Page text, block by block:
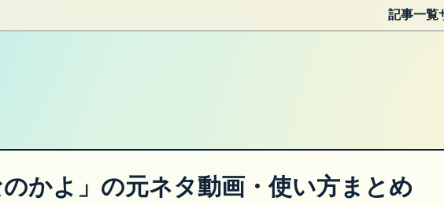
記事一覧
かよ」の元ネタ動画・使い方まとめ